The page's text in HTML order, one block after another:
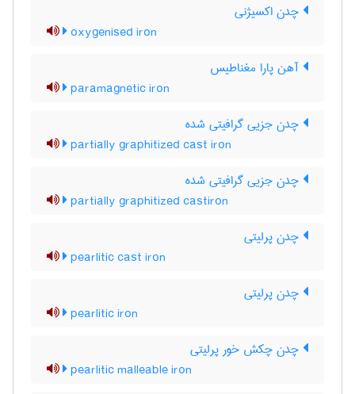
چدن اکسیژنی
oxygenised iron
آهن پارا مغناطیس
paramagnetic iron
چدن جزیی گرافیتی شده
partially graphitized cast iron
چدن جزیی گرافیتی شده
partially graphitized castiron
چدن پرلیتی
pearlitic cast iron
چدن پرلیتی
pearlitic iron
چدن چکش خور پرلیتی
pearlitic malleable iron